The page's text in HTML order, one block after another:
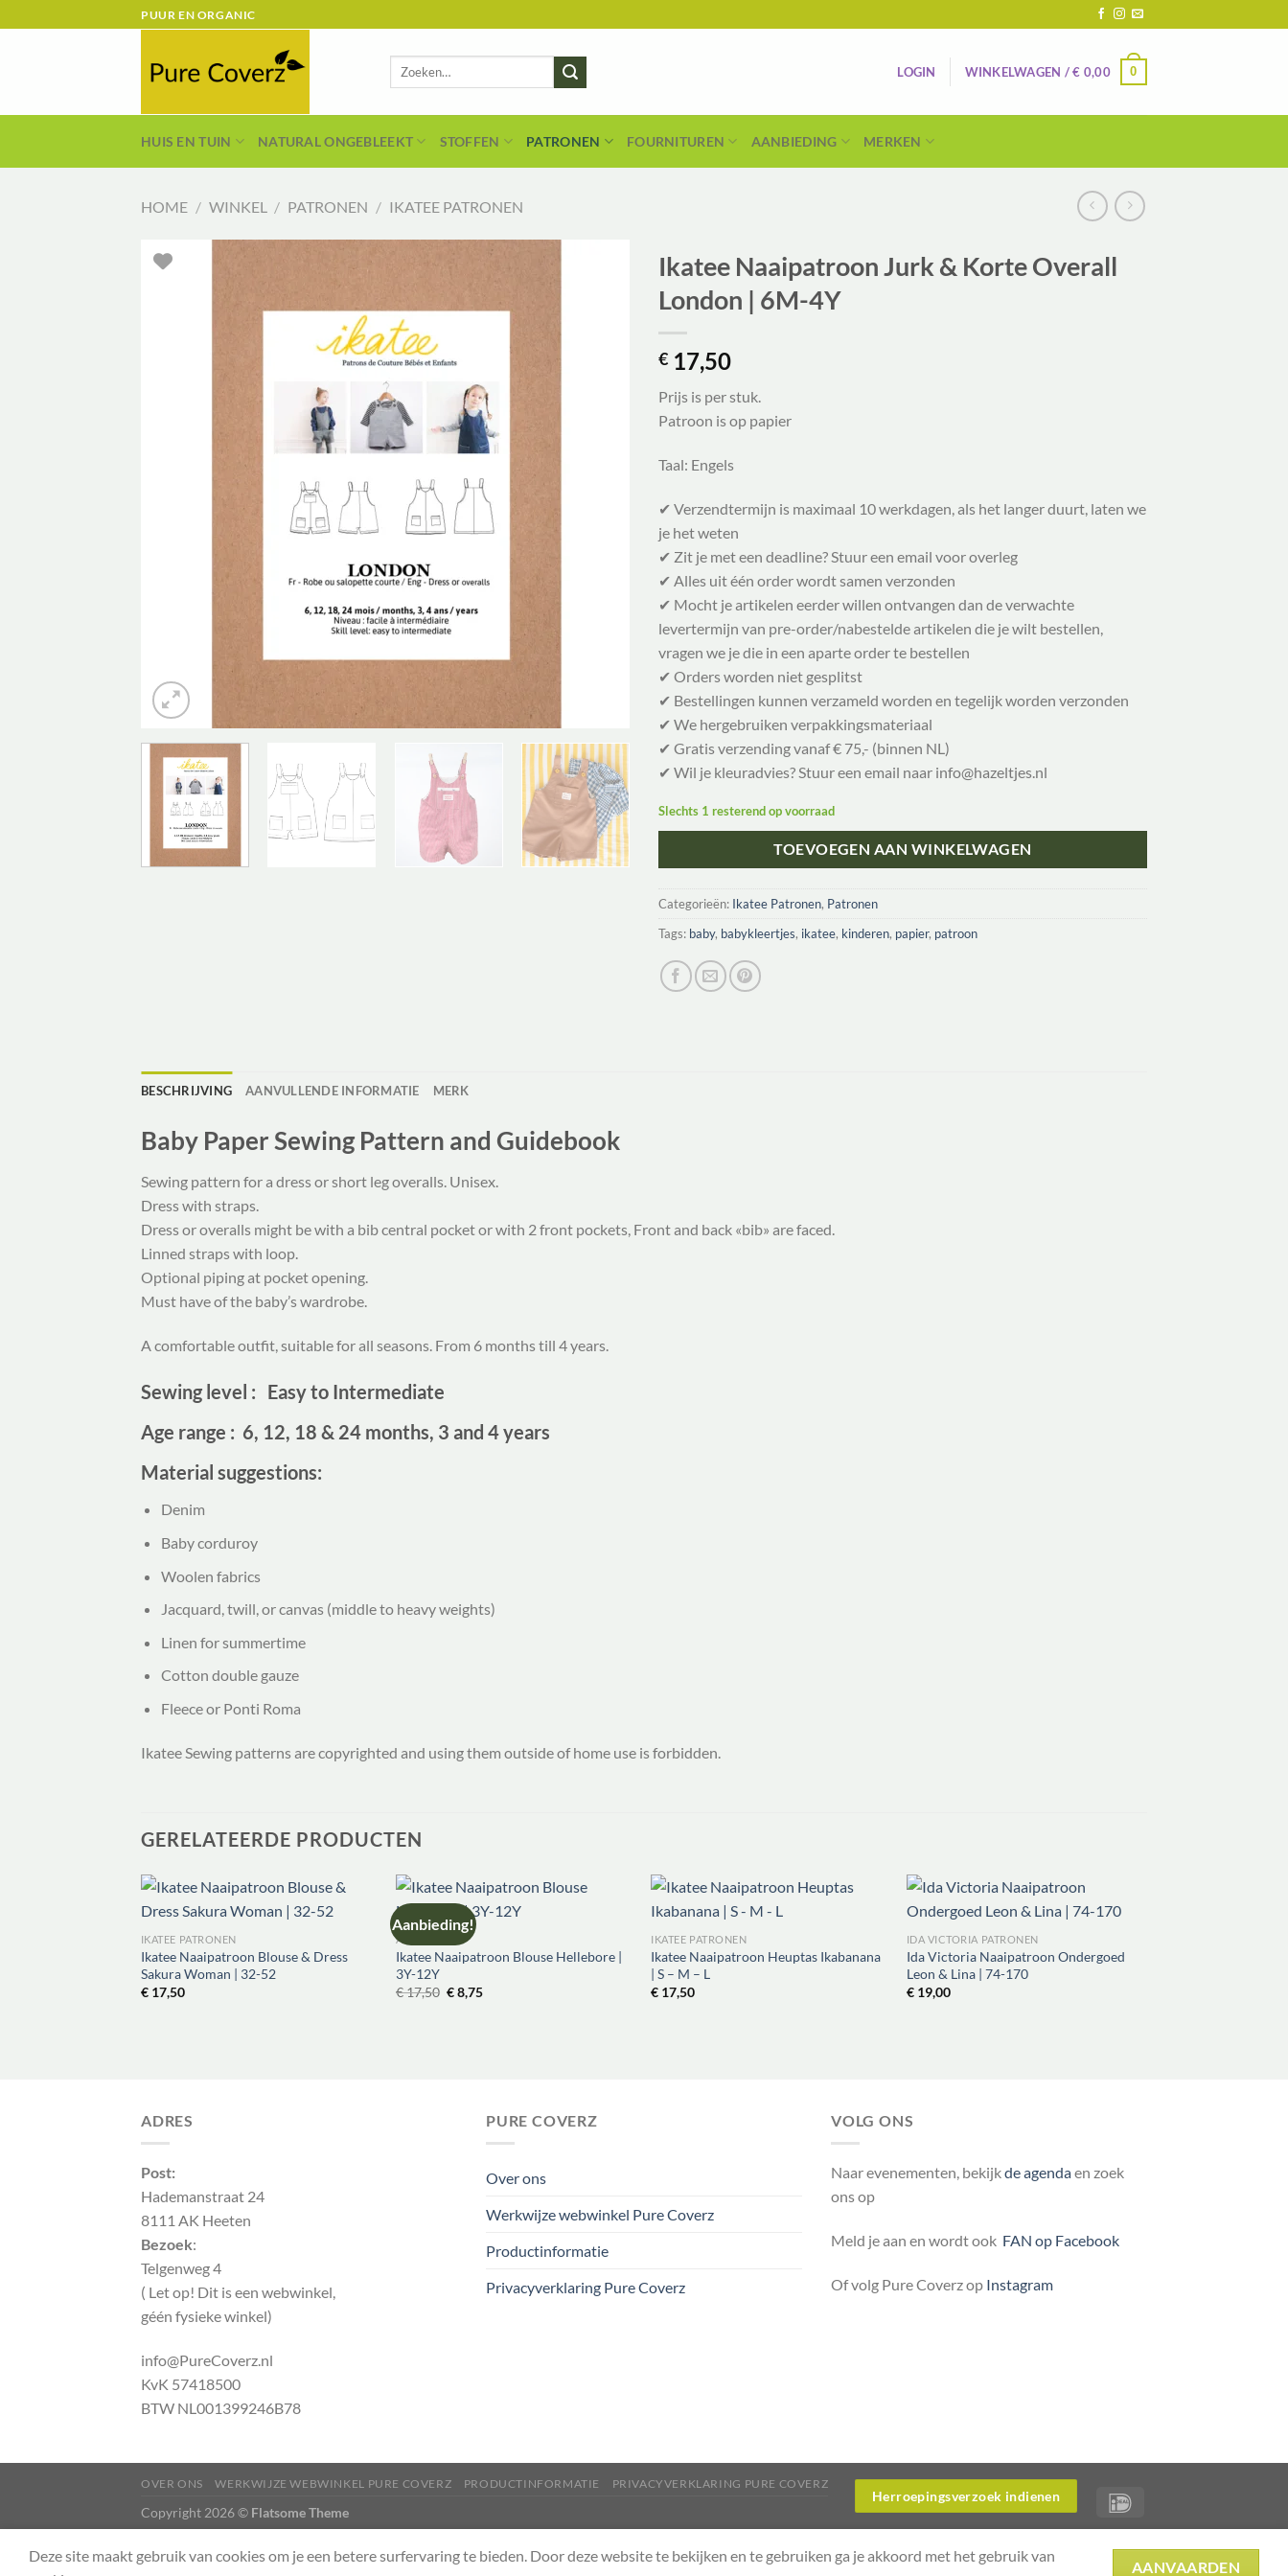
naar
PUUR EN ORGANIC
Zoeken
LOGIN WINKELWAGEN /€ 0,00 0
HUIS EN TUIN NATURAL ONGEBLEEKT STOFFEN PATRONEN FOURNITUREN AANBIEDING MERKEN
HOME / WINKEL / PATRONEN / IKATEE PATRONEN
Ikatee Naaipatroon Jurk & Korte Overall
London | 6M-4Y
€ 17,50
Prijs is per stuk.
Patroon is op papier
Taal: Engels
✔ Verzendtermijn is maximaal 10 werkdagen, als het langer duurt, laten we
je het weten
✔ Zit je met een deadline? Stuur een email voor overleg
✔ Alles uit één order wordt samen verzonden
✔ Mocht je artikelen eerder willen ontvangen dan de verwachte
levertermijn van pre-order/nabestelde artikelen die je wilt bestellen,
vragen we je die in een aparte order te bestellen
✔ Orders worden niet gesplitst
✔ Bestellingen kunnen verzameld worden en tegelijk worden verzonden
✔ We hergebruiken verpakkingsmateriaal
✔ Gratis verzending vanaf € 75,- (binnen NL)
✔ Wil je kleuradvies? Stuur een email naar info@hazeltjes.nl
Slechts 1 resterend op voorraad
TOEVOEGEN AAN WINKELWAGEN
Categorieën: Ikatee Patronen, Patronen
Tags: baby, babykleertjes, ikatee, kinderen, papier, patroon
BESCHRIJVING AANVULLENDE INFORMATIE MERK
Baby Paper Sewing Pattern and Guidebook
Sewing pattern for a dress or short leg overalls. Unisex.
Dress with straps.
Dress or overalls might be with a bib central pocket or with 2 front pockets, Front and back «bib» are faced.
Linned straps with loop.
Optional piping at pocket opening.
Must have of the baby’s wardrobe.
A comfortable outfit, suitable for all seasons. From 6 months till 4 years.
Sewing level : Easy to Intermediate
Age range : 6, 12, 18 & 24 months, 3 and 4 years
Material suggestions:
Denim
Baby corduroy
Woolen fabrics
Jacquard, twill, or canvas (middle to heavy weights)
Linen for summertime
Cotton double gauze
Fleece or Ponti Roma
Ikatee Sewing patterns are copyrighted and using them outside of home use is forbidden.
GERELATEERDE PRODUCTEN
IKATEE PATRONEN
Ikatee Naaipatroon Blouse & Dress
Sakura Woman | 32-52
€17,50
Aanbieding!
AANBIEDING
Ikatee Naaipatroon Blouse Hellebore |
3Y-12Y
€17,50 Oorspronkelijke
prijs
€8,75Huidige
IKATEE PATRONEN
Ikatee Naaipatroon Heuptas Ikabanana
| S – M – L
€ 17,50
IDA VICTORIA PATRONEN
Ida Victoria Naaipatroon Ondergoed
Leon & Lina | 74-170
€19,00
ADRES
Post:
Hademanstraat 24
8111 AK Heeten
Bezoek:
Telgenweg 4
( Let op! Dit is een webwinkel,
géén fysieke winkel)
info@PureCoverz.nl
KvK 57418500
BTW NL001399246B78
PURE COVERZ
Over ons
Werkwijze webwinkel Pure Coverz
Productinformatie
Privacyverklaring Pure Coverz
VOLG ONS
Naar evenementen, bekijkde agendaen zoek
ons op
Meld je aan en wordt ook FAN op Facebook
Of volg Pure Coverz op Instagram
Herroepingsverzoek indienen
OVER ONS WERKWIJZE WEBWINKEL PURE COVERZ PRODUCTINFORMATIE PRIVACYVERKLARING PURE COVERZ
Copyright 2026 © Flatsome Theme
Deze site maakt gebruik van cookies om je een betere surfervaring te bieden. Door deze website te bekijken en te gebruiken ga je akkoord met het gebruik van
AANVAARDEN